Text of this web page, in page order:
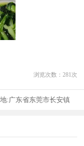
浏览次数： 281 次
:广东省东莞市长安镇